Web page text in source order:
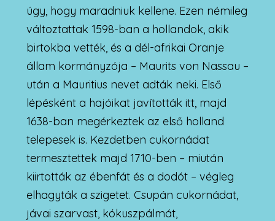
úgy, hogy maradniuk kellene. Ezen némileg
változtattak 1598-ban a hollandok, akik
birtokba vették, és a dél-afrikai Oranje
állam kormányzója – Maurits von Nassau –
után a Mauritius nevet adták neki. Első
lépésként a hajóikat javították itt, majd
1638-ban megérkeztek az első holland
telepesek is. Kezdetben cukornádat
termesztettek majd 1710-ben – miután
kiirtották az ébenfát és a dodót – végleg
elhagyták a szigetet. Csupán cukornádat,
jávai szarvast, kókuszpálmát,